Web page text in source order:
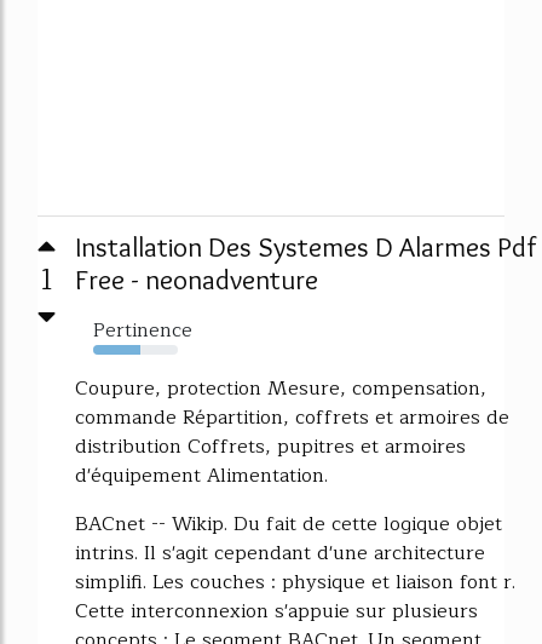
1
Installation Des Systemes D Alarmes Pdf
Free - neonadventure
Pertinence
56%
Coupure, protection Mesure, compensation,
commande Répartition, coffrets et armoires de
distribution Coffrets, pupitres et armoires
d'équipement Alimentation.
BACnet -- Wikip. Du fait de cette logique objet
intrins. Il s'agit cependant d'une architecture
simplifi. Les couches : physique et liaison font r.
Cette interconnexion s'appuie sur plusieurs